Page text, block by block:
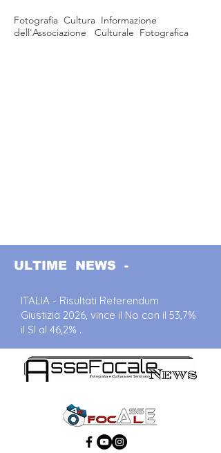
Fotografia Cultura Informazione
dell'Associazione Culturale Fotografica
ULTIME NEWS -
ITALIA - Risultati Referendum
Giustizia 2026, vince il No con il 53,7%
il SI al 46,2% .